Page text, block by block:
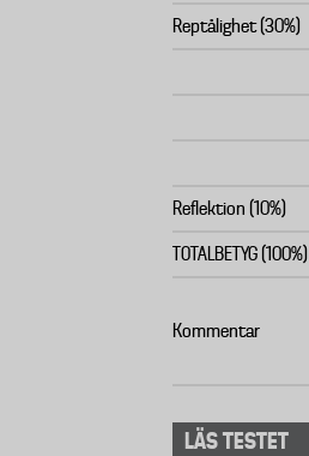
Reptålighet (30%)
Reflektion (10%)
TOTALBETYG (100%)
Kommentar
LÄS TESTET